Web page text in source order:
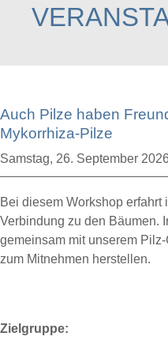
Auch Pilze haben
Mykorrhiza-Pilze
Samstag, 26. September
Bei diesem Workshop
Verbindung zu den Bäumen.
gemeinsam mit unserem
zum Mitnehmen herstellen.
Zielgruppe: